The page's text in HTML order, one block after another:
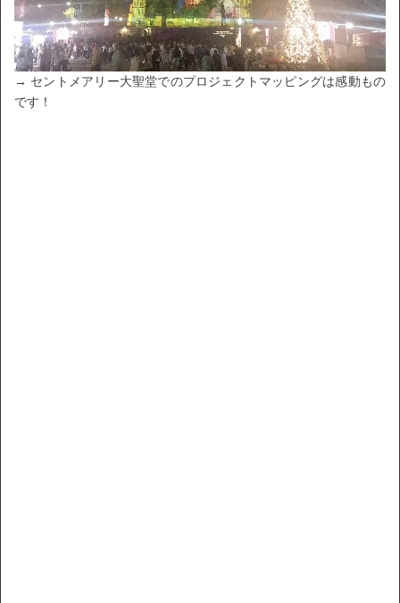
→ セントメアリー大聖堂でのプロジェクトマッピングは感動もの
です！